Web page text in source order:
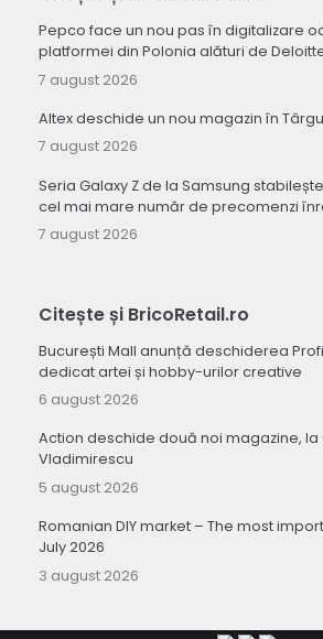
Pepco face un nou pas în digitalizare
platformei din Polonia alături de
7 august 2026
Altex deschide un nou magazin în
7 august 2026
Seria Galaxy Z de la Samsung
cel mai mare număr de precomenzi
7 august 2026
Citește și BricoRetail.ro
București Mall anunță deschiderea
dedicat artei și hobby-urilor creative
6 august 2026
Action deschide două noi magazine, la
Vladimirescu
5 august 2026
Romanian DIY market – The most
July 2026
3 august 2026